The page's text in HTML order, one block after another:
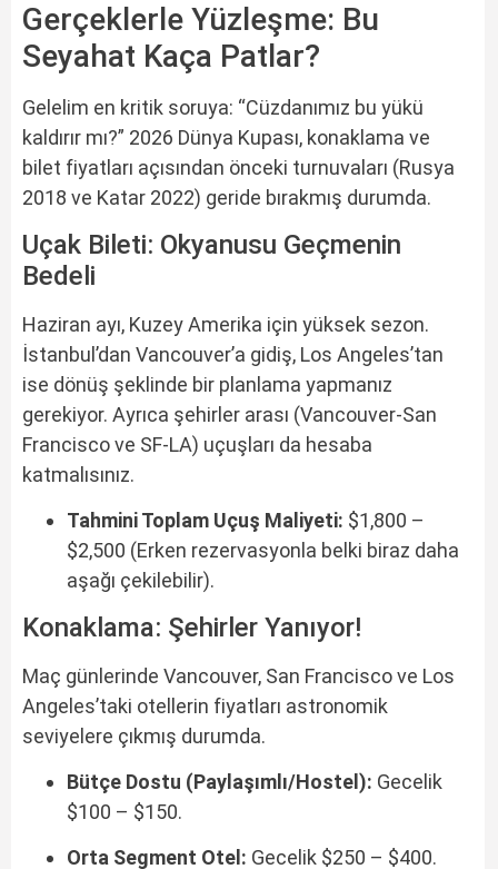
Gerçeklerle Yüzleşme: Bu
Seyahat Kaça Patlar?
Gelelim en kritik soruya: “Cüzdanımız bu yükü
kaldırır mı?” 2026 Dünya Kupası, konaklama ve
bilet fiyatları açısından önceki turnuvaları (Rusya
2018 ve Katar 2022) geride bırakmış durumda.
Uçak Bileti: Okyanusu Geçmenin
Bedeli
Haziran ayı, Kuzey Amerika için yüksek sezon.
İstanbul’dan Vancouver’a gidiş, Los Angeles’tan
ise dönüş şeklinde bir planlama yapmanız
gerekiyor. Ayrıca şehirler arası (Vancouver-San
Francisco ve SF-LA) uçuşları da hesaba
katmalısınız.
Tahmini Toplam Uçuş Maliyeti: $1,800 –
$2,500 (Erken rezervasyonla belki biraz daha
aşağı çekilebilir).
Konaklama: Şehirler Yanıyor!
Maç günlerinde Vancouver, San Francisco ve Los
Angeles’taki otellerin fiyatları astronomik
seviyelere çıkmış durumda.
Bütçe Dostu (Paylaşımlı/Hostel): Gecelik
$100 – $150.
Orta Segment Otel: Gecelik $250 – $400.